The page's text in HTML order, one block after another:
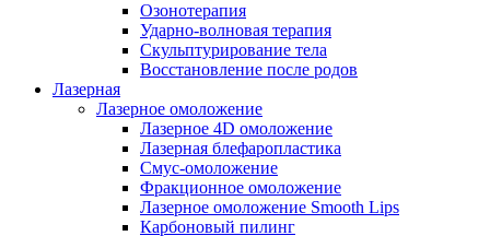
Озонотерапия
Ударно-волновая терапия
Скульптурирование тела
Восстановление после родов
Лазерная
Лазерное омоложение
Лазерное 4D омоложение
Лазерная блефаропластика
Смус-омоложение
Фракционное омоложение
Лазерное омоложение Smooth Lips
Карбоновый пилинг